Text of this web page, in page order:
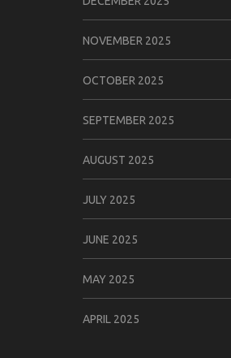
NOVEMBER 2025
OCTOBER 2025
SEPTEMBER 2025
AUGUST 2025
JULY 2025
JUNE 2025
MAY 2025
APRIL 2025